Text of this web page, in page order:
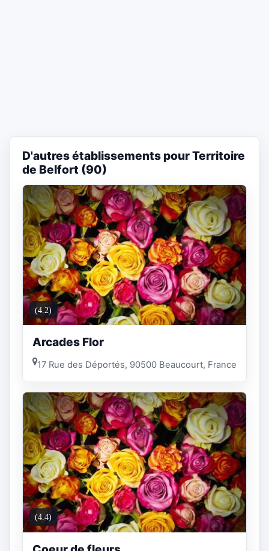
D'autres établissements pour Territoire
de Belfort (90)
(4.2)
Arcades Flor
17 Rue des Déportés, 90500 Beaucourt, France
(4.4)